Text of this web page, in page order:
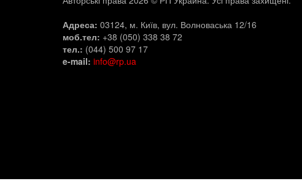
Адреса: 03124, м. Київ, вул. Волноваська 12/16
моб.тел: +38 (050) 338 38 72
тел.: (044) 500 97 17
e-mail: info@rp.ua